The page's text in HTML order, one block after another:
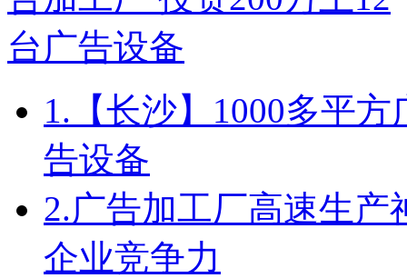
1. 【长沙】1000多平
告设备
2.广告加工厂高速生产
企业竞争力